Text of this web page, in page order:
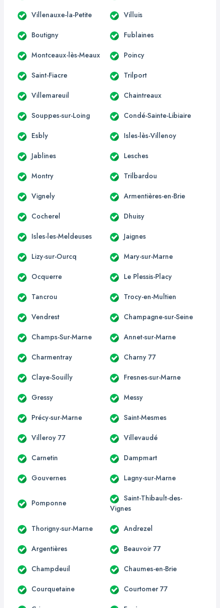
Villenauxe-la-Petite Villuis
Boutigny Fublaines
Montceaux-lès-Meaux Poincy
Saint-Fiacre Trilport
Villemareuil Chaintreaux
Souppes-sur-Loing Condé-Sainte-Libiaire
Esbly Isles-lès-Villenoy
Jablines Lesches
Montry Trilbardou
Vignely Armentières-en-Brie
Cocherel Dhuisy
Isles-les-Meldeuses Jaignes
Lizy-sur-Ourcq Mary-sur-Marne
Ocquerre Le Plessis-Placy
Tancrou Trocy-en-Multien
Vendrest Champagne-sur-Seine
Champs-Sur-Marne Annet-sur-Marne
Charmentray Charny 77
Claye-Souilly Fresnes-sur-Marne
Gressy Messy
Précy-sur-Marne Saint-Mesmes
Villeroy 77 Villevaudé
Carnetin Dampmart
Gouvernes Lagny-sur-Marne
Pomponne
Saint-Thibault-des-
Vignes
Thorigny-sur-Marne Andrezel
Argentières Beauvoir 77
Champdeuil Chaumes-en-Brie
Courquetaine Courtomer 77